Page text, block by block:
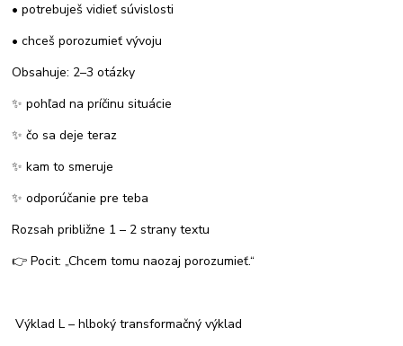
• potrebuješ vidieť súvislosti
• chceš porozumieť vývoju
Obsahuje: 2–3 otázky
✨ pohľad na príčinu situácie
✨ čo sa deje teraz
✨ kam to smeruje
✨ odporúčanie pre teba
Rozsah približne 1 – 2 strany textu
👉 Pocit: „Chcem tomu naozaj porozumieť.“
Výklad L – hlboký transformačný výklad